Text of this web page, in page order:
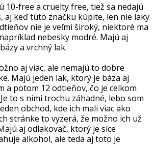
10-free a cruelty free, tiež sa nedajú
aj keď túto značku kúpite, len nie laky
nie je veľmi široký, niektoré ma
nebesky modré. Majú aj
a vrchný lak.
aj viac, ale nemajú to dobre
Majú jeden lak, ktorý je báza aj
a potom 12 odtieňov, čo je celkom
to s nimi trochu záhadné, lebo som
obchod, kde ich mali viac ako
stránke to vyzerá, že možno ich už
aj odlakovač, ktorý je síce
alkohol, ale teda aj toto je